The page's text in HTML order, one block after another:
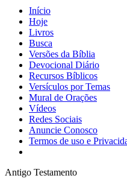
Início
Hoje
Livros
Busca
Versões da Bíblia
Devocional Diário
Recursos Bíblicos
Versículos por Temas
Mural de Orações
Vídeos
Redes Sociais
Anuncie Conosco
Termos de uso e
Antigo Testamento